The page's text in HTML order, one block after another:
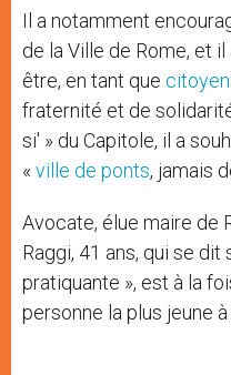
Il a notamment
de la Ville de Rome, et
être, en tant que
fraternité et de
si' » du Capitole, il a
« ville de ponts, jamais
Avocate, élue maire de
Raggi, 41 ans, qui se
pratiquante », est à la
personne la plus jeune